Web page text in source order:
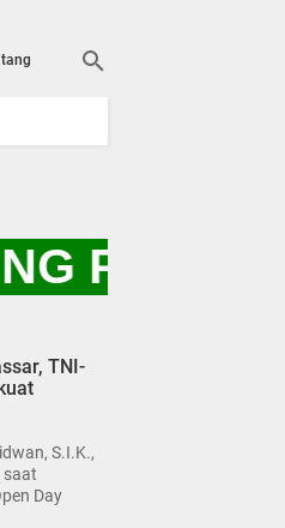
TNI-
S.I.K.,
saat
Day